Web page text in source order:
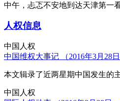
中午，忐忑不安地到达天津第一
人权信息
中国人权
中国维权大事记 （2016年3月28
本文辑录了近两星期中国发生的
中国人权